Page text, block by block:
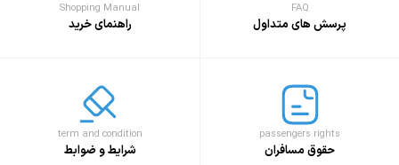
FAQ
پرسش های متداول
Shopping Manual
راهنمای خرید
passengers rights
حقوق مسافران
term and condition
شرایط و ضوابط